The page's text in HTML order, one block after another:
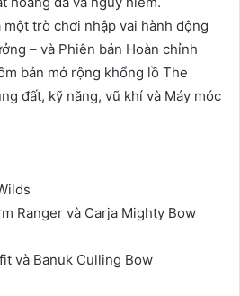
trò chơi nhập vai hành động
– và Phiên bản Hoàn chỉnh
bản mở rộng khổng lồ The
đất, kỹ năng, vũ khí và Máy móc
Ranger và Carja Mighty Bow
và Banuk Culling Bow